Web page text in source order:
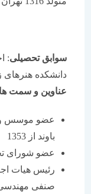
سوابق تحصیلی: اخذ
دانشكده هنرهای زیبا
عناوین و سمت ها:
عضو موسس و رئیس
باوند از 1353
عضو شورای
رئیس هیات
صنفی مهندسی